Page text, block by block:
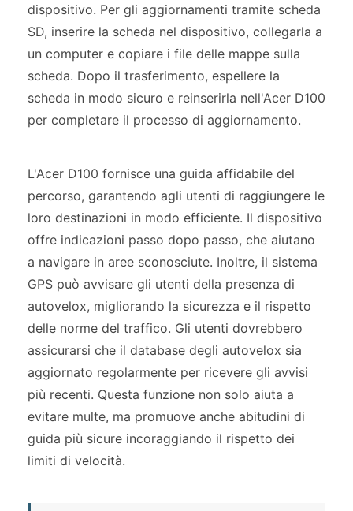
dispositivo. Per gli aggiornamenti tramite scheda
SD, inserire la scheda nel dispositivo, collegarla a
un computer e copiare i file delle mappe sulla
scheda. Dopo il trasferimento, espellere la
scheda in modo sicuro e reinserirla nell'Acer D100
per completare il processo di aggiornamento.
L'Acer D100 fornisce una guida affidabile del
percorso, garantendo agli utenti di raggiungere le
loro destinazioni in modo efficiente. Il dispositivo
offre indicazioni passo dopo passo, che aiutano
a navigare in aree sconosciute. Inoltre, il sistema
GPS può avvisare gli utenti della presenza di
autovelox, migliorando la sicurezza e il rispetto
delle norme del traffico. Gli utenti dovrebbero
assicurarsi che il database degli autovelox sia
aggiornato regolarmente per ricevere gli avvisi
più recenti. Questa funzione non solo aiuta a
evitare multe, ma promuove anche abitudini di
guida più sicure incoraggiando il rispetto dei
limiti di velocità.